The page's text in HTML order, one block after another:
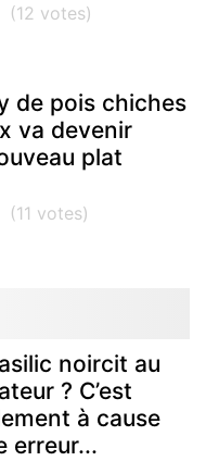
de pois chiches
va devenir
plat
noircit au
? C’est
à cause
erreur...